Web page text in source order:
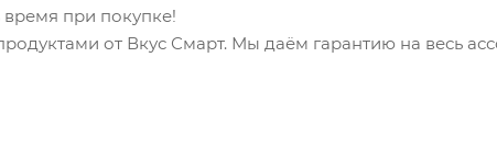
при покупке!
от Вкус Смарт. Мы даём гарантию на весь